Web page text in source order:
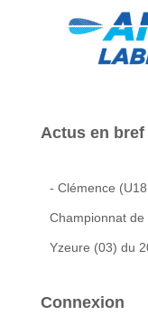
Actus en bref
- Clémence
Championnat
Yzeure (03) du
Connexion